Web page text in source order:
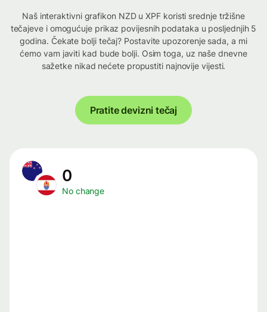
Naš interaktivni grafikon NZD u XPF koristi srednje tržišne
tečajeve i omogućuje prikaz povijesnih podataka u posljednjih 5
godina. Čekate bolji tečaj? Postavite upozorenje sada, a mi
ćemo vam javiti kad bude bolji. Osim toga, uz naše dnevne
sažetke nikad nećete propustiti najnovije vijesti.
Pratite devizni tečaj
0
No change